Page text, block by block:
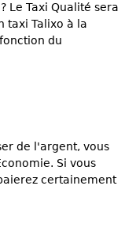
Le Taxi Qualité sera
taxi Talixo à la
du
de l'argent, vous
Si vous
certainement